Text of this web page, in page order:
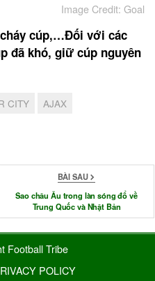
Image Credit: Goal
cúp,…Đối với các
đã khó, giữ cúp nguyên
CITY AJAX
BÀI SAU
Sao châu Âu trong làn sóng đổ về
Trung Quốc và Nhật Bản
Football Tribe
POLICY